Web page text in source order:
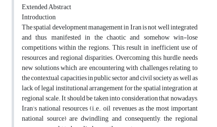
Extended Abstract
Introduction
The spatial development management in Iran is not well integrated
and thus, manifested in the chaotic and somehow win-lose
competitions within the regions. This result in inefficient use of
resources and regional disparities. Overcoming this hurdle needs
new solutions which are encountering with challenges relating to
the contextual capacities in public sector and civil society as well as
lack of legal institutional arrangement for the spatial integration at
regional scale. It should be taken into consideration that nowadays,
Iran’s national resources (i.e., oil revenues as the most important
national source) are dwindling and consequently, the regional